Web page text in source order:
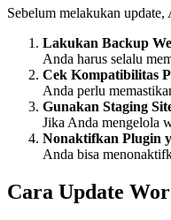
Sebelum melakukan
Lakukan Backup
Anda harus selalu
Cek Kompatibilitas
Anda perlu
Gunakan Staging
Jika Anda mengelola
Nonaktifkan Plugin
Anda bisa
Cara Update